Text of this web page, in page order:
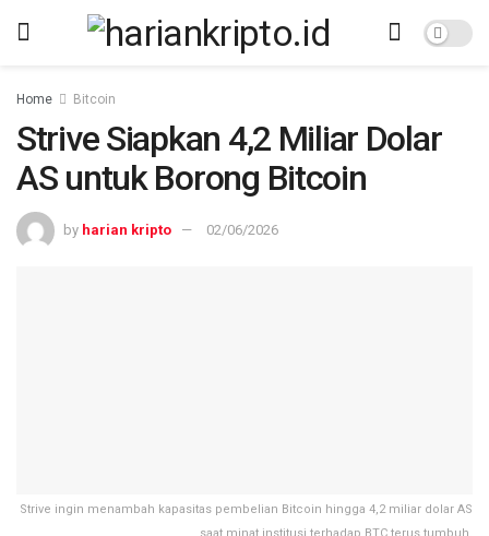
Home Bitcoin
Strive Siapkan 4,2 Miliar Dolar
AS untuk Borong Bitcoin
by harian kripto 02/06/2026
Strive ingin menambah kapasitas pembelian Bitcoin hingga 4,2 miliar dolar AS
saat minat institusi terhadap BTC terus tumbuh.